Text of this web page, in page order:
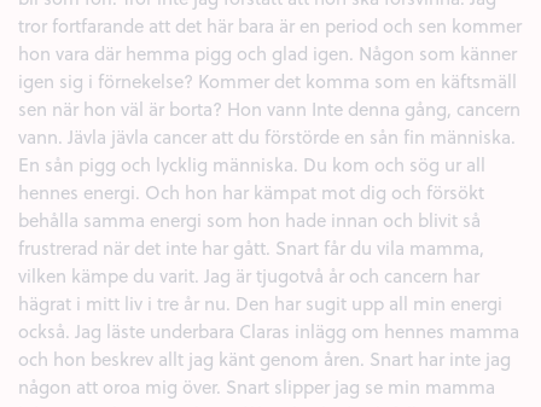
tror fortfarande att det här bara är en period och sen kommer
hon vara där hemma pigg och glad igen. Någon som känner
igen sig i förnekelse? Kommer det komma som en käftsmäll
sen när hon väl är borta? Hon vann Inte denna gång, cancern
vann. Jävla jävla cancer att du förstörde en sån fin människa.
En sån pigg och lycklig människa. Du kom och sög ur all
hennes energi. Och hon har kämpat mot dig och försökt
behålla samma energi som hon hade innan och blivit så
frustrerad när det inte har gått. Snart får du vila mamma,
vilken kämpe du varit. Jag är tjugotvå år och cancern har
hägrat i mitt liv i tre år nu. Den har sugit upp all min energi
också. Jag läste underbara Claras inlägg om hennes mamma
och hon beskrev allt jag känt genom åren. Snart har inte jag
någon att oroa mig över. Snart slipper jag se min mamma